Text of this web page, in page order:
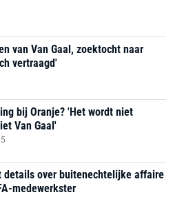
van Van Gaal, zoektocht naar
vertraagd'
bij Oranje? 'Het wordt niet
Van Gaal'
details over buitenechtelijke affaire
medewerkster